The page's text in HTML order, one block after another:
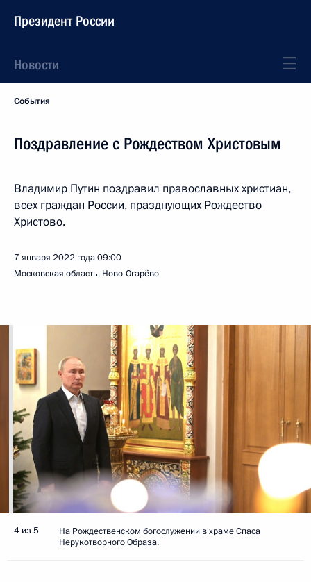
Президент России
Новости
События
Поздравление с Рождеством Христовым
Владимир Путин поздравил православных христиан,
всех граждан России, празднующих Рождество
Христово.
7 января 2022 года09:00
Московская область, Ново-Огарёво
4 из 5
На Рождественском богослужении в храме Спаса
Нерукотворного Образа.